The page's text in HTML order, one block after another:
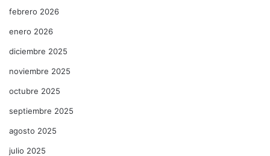
febrero 2026
enero 2026
diciembre 2025
noviembre 2025
octubre 2025
septiembre 2025
agosto 2025
julio 2025